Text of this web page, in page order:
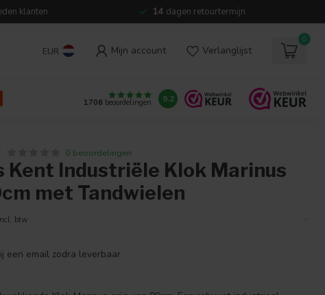
klanten 14 dagen retourtermijn
EUR Mijn account Verlanglijst
0
1706 beoordelingen 9.2
0 beoordelingen
Kent Industriële Klok Marinus
met Tandwielen
btw .
een email zodra leverbaar